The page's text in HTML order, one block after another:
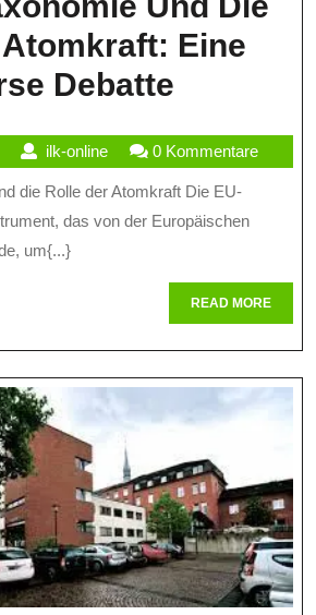
Eine
Debatte
Und
Die
Rolle
Der
Eine
Debatte
2024
ilk-onlineilk-
online
0 Kommentare
das von der Europäischen
um{...}
READ MOREREAD
MORE